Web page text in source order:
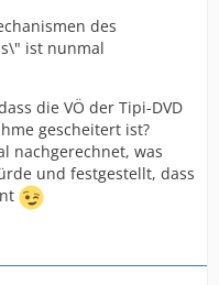
des
ist nunmal
die VÖ der Tipi-DVD
gescheitert ist?
nachgerechnet, was
und festgestellt, dass